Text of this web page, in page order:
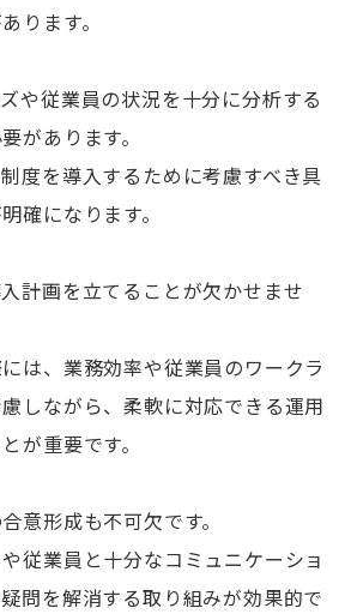
ります。
や従業員の状況を十分に分析する
があります。
度を導入するために考慮すべき具
確になります。
計画を立てることが欠かせませ
は、業務効率や従業員のワークラ
しながら、柔軟に対応できる運用
が重要です。
意形成も不可欠です。
従業員と十分なコミュニケーショ
問を解消する取り組みが効果的で